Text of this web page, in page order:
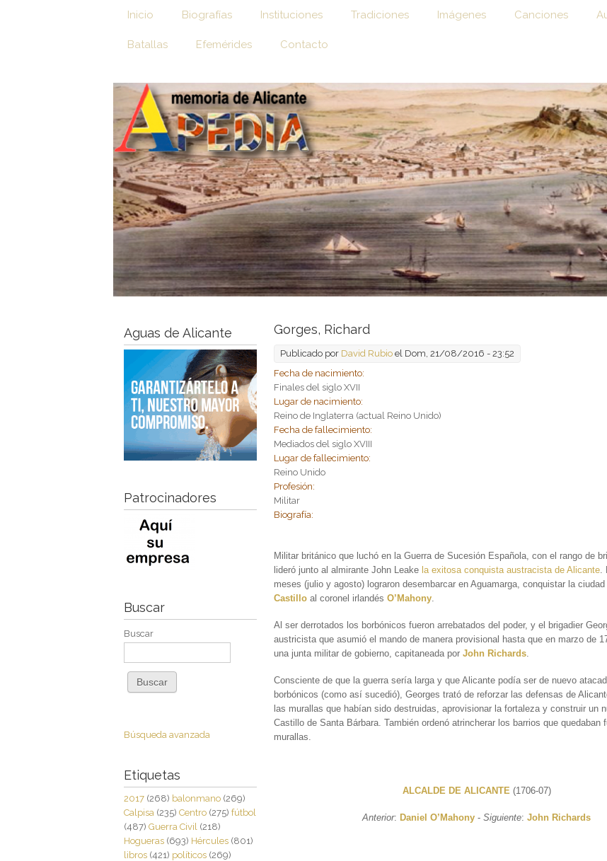
Inicio Biografías Instituciones Tradiciones Imágenes Canciones
Batallas Efemérides Contacto
Gorges, Richard
Publicado por David Rubio el Dom, 21/08/2016 - 23:52
Fecha de nacimiento:
Finales del siglo XVII
Lugar de nacimiento:
Reino de Inglaterra (actual Reino Unido)
Fecha de fallecimiento:
Mediados del siglo XVIII
Lugar de fallecimiento:
Reino Unido
Profesión:
Militar
Biografía:
Militar británico que luchó en la Guerra de Sucesión Española, con el rango de
lideró junto al almirante John Leake la exitosa conquista austracista de Alicante.
meses (julio y agosto) lograron desembarcar en Aguamarga, conquistar la ciudad
Castillo al coronel irlandésO’Mahony.
Al ser derrotados los borbónicos fueron arrebatados del poder, y el brigadier
austricista que asumió el mando de manera provisional hasta que en marzo de
una junta militar de gobierno, capitaneada porJohn Richards.
Consciente de que la guerra sería larga y que Alicante podía ser de nuevo
borbónicos (como así sucedió), Georges trató de reforzar las defensas de
las murallas que habían sido destruidas, aprovisionar la fortaleza y construir un
Castillo de Santa Bárbara. También ordenó atrincherar los barrios que quedaban
murallas.
ALCALDE DE ALICANTE (1706-07)
Anterior: Daniel O’Mahony -Siguiente:John Richards
Aguas de Alicante
Patrocinadores
Buscar
Buscar
Búsqueda avanzada
Etiquetas
2017 (268) balonmano (269)
Calpisa (235) Centro (275) fútbol
(487) Guerra Civil (218)
Hogueras (693) Hércules (801)
libros (421) políticos (269)